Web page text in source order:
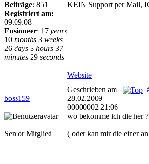
Beiträge: 851
Registriert am:
09.09.08
Fusioneer: 17 years
10 months 3 weeks
26 days 3 hours 37
minutes 29 seconds
KEIN Support per Mail,
Website
boss159
Geschrieben am
28.02.2009
00000002 21:06
Senior Mitglied
wo bekomme ich die her ?
( oder kan mir die einer